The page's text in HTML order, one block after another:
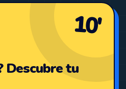
10′
Descubre tu